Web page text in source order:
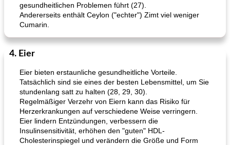
gesundheitlichen Problemen führt (27).
Andererseits enthält Ceylon ("echter") Zimt viel weniger
Cumarin.
4. Eier
Eier bieten erstaunliche gesundheitliche Vorteile.
Tatsächlich sind sie eines der besten Lebensmittel, um Sie
stundenlang satt zu halten (28, 29, 30).
Regelmäßiger Verzehr von Eiern kann das Risiko für
Herzerkrankungen auf verschiedene Weise verringern.
Eier lindern Entzündungen, verbessern die
Insulinsensitivität, erhöhen den "guten" HDL-
Cholesterinspiegel und verändern die Größe und Form